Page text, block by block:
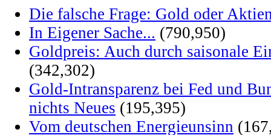
Die falsche Frage: Gold oder
In Eigener Sache... (790,950)
Goldpreis: Auch durch saisonale
(342,302)
Gold-Intransparenz bei Fed und
nichts Neues (195,395)
Vom deutschen Energieunsinn